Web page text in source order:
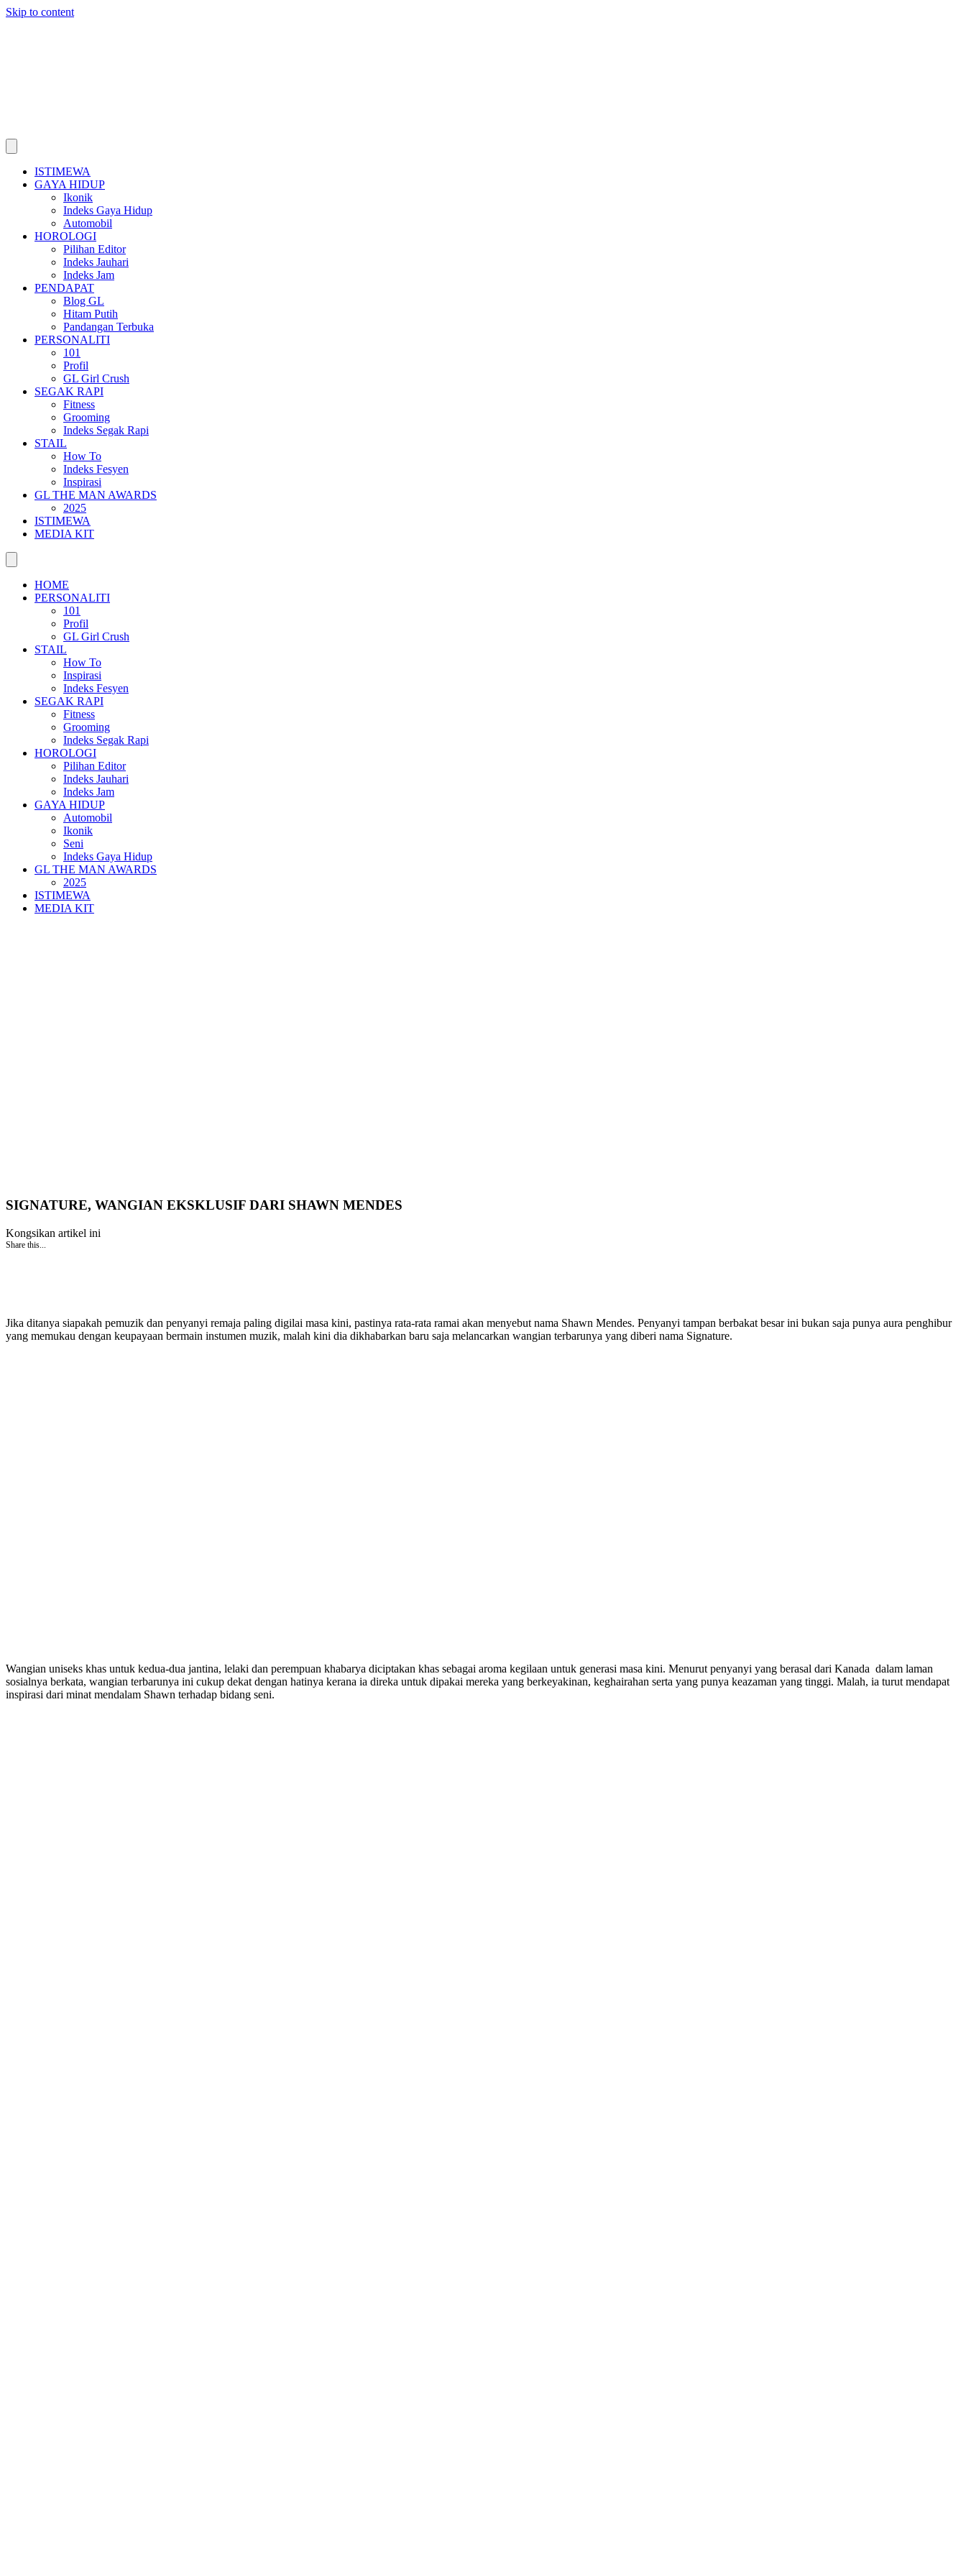
Skip to content
ISTIMEWA
GAYA HIDUP
Ikonik
Indeks Gaya Hidup
Automobil
HOROLOGI
Pilihan Editor
Indeks Jauhari
Indeks Jam
PENDAPAT
Blog GL
Hitam Putih
Pandangan Terbuka
PERSONALITI
101
Profil
GL Girl Crush
SEGAK RAPI
Fitness
Grooming
Indeks Segak Rapi
STAIL
How To
Indeks Fesyen
Inspirasi
GL THE MAN AWARDS
2025
ISTIMEWA
MEDIA KIT
HOME
PERSONALITI
101
Profil
GL Girl Crush
STAIL
How To
Inspirasi
Indeks Fesyen
SEGAK RAPI
Fitness
Grooming
Indeks Segak Rapi
HOROLOGI
Pilihan Editor
Indeks Jauhari
Indeks Jam
GAYA HIDUP
Automobil
Ikonik
Seni
Indeks Gaya Hidup
GL THE MAN AWARDS
2025
ISTIMEWA
MEDIA KIT
SIGNATURE, WANGIAN EKSKLUSIF DARI SHAWN MENDES
Kongsikan artikel ini
Share this...
Jika ditanya siapakah pemuzik dan penyanyi remaja paling digilai masa kini, pastinya rata-rata ramai akan menyebut nama Shawn Mendes. Penyanyi tampan berbakat besar ini bukan saja punya aura penghibur
yang memukau dengan keupayaan bermain instumen muzik, malah kini dia dikhabarkan baru saja melancarkan wangian terbarunya yang diberi nama Signature.
Wangian uniseks khas untuk kedua-dua jantina, lelaki dan perempuan khabarya diciptakan khas sebagai aroma kegilaan untuk generasi masa kini. Menurut penyanyi yang berasal dari Kanada dalam laman
sosialnya berkata, wangian terbarunya ini cukup dekat dengan hatinya kerana ia direka untuk dipakai mereka yang berkeyakinan, keghairahan serta yang punya keazaman yang tinggi. Malah, ia turut mendapat
inspirasi dari minat mendalam Shawn terhadap bidang seni.